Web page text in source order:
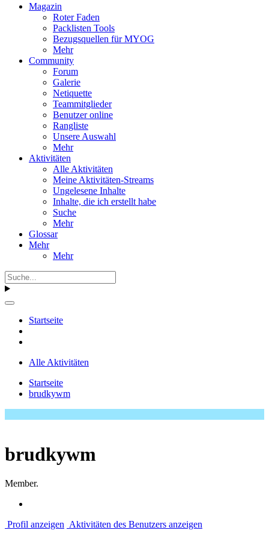
Magazin
Roter Faden
Packlisten Tools
Bezugsquellen für MYOG
Mehr
Community
Forum
Galerie
Netiquette
Teammitglieder
Benutzer online
Rangliste
Unsere Auswahl
Mehr
Aktivitäten
Alle Aktivitäten
Meine Aktivitäten-Streams
Ungelesene Inhalte
Inhalte, die ich erstellt habe
Suche
Mehr
Glossar
Mehr
Mehr
Startseite
Alle Aktivitäten
Startseite
brudkywm
brudkywm
Member.
Profil anzeigen Aktivitäten des Benutzers anzeigen